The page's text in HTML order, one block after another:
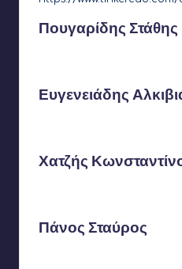
Πουγαρίδης Στάθης
Ευγενειάδης
Χατζής
Πάνος Σταύρος